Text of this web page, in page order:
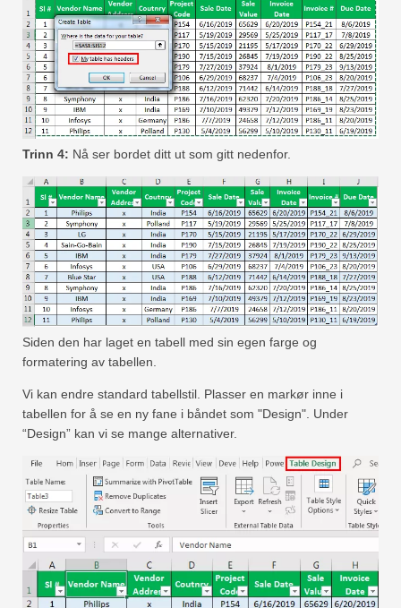
Trinn 4: Nå ser bordet ditt ut som gitt nedenfor.
Siden den har laget en tabell med sin egen farge og
formatering av tabellen.
Vi kan endre standard tabellstil. Plasser en markør inne i
tabellen for å se en ny fane i båndet som "Design". Under
“Design” kan vi se mange alternativer.